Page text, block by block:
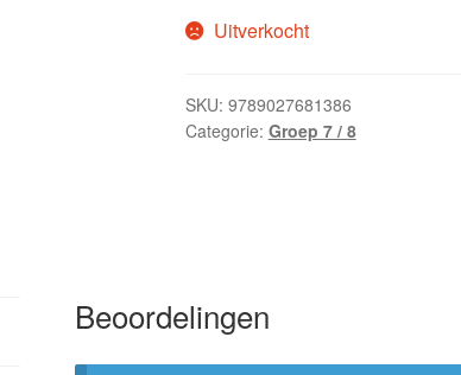
Uitverkocht
SKU: 9789027681386
Categorie: Groep 7 / 8
Beoordelingen